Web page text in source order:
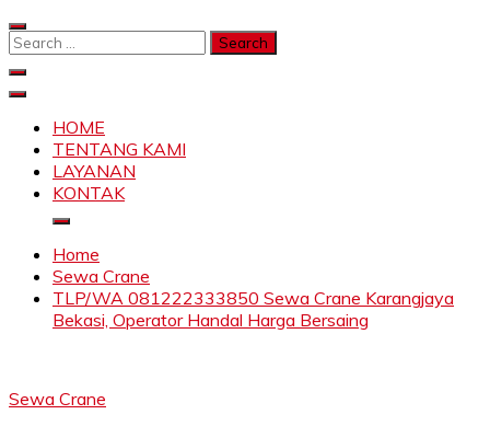
Skip
to
Search
SKYLIFTHOME
TENTANG KAMI
LAYANAN
KONTAK
Home
Sewa Crane
TLP/WA 081222333850 Sewa Crane Karangjaya
Bekasi, Operator Handal Harga Bersaing
Sewa Crane